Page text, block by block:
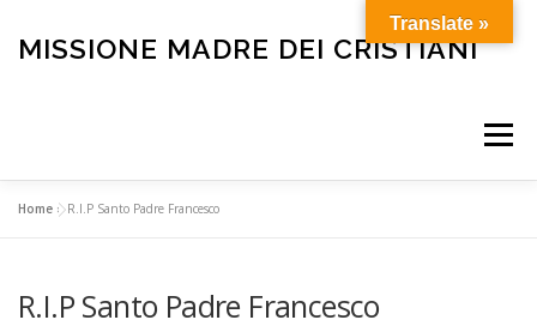
content
MISSIONE MADRE DEI CRISTIANI
Menu
BULLETIN CARE FOR THE ELDERLY AND SICK
Home »R.I.P Santo Padre Francesco
R.I.P Santo Padre Francesco
Translate »